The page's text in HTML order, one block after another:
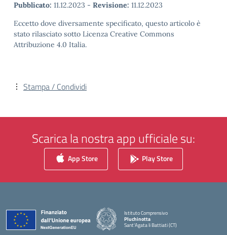
Pubblicato: 11.12.2023 - Revisione: 11.12.2023
Eccetto dove diversamente specificato, questo articolo è
stato rilasciato sotto Licenza Creative Commons
Attribuzione 4.0 Italia.
Stampa / Condividi
Scarica la nostra app ufficiale su:
App Store Play Store
Istituto Comprensivo
Pluchinotta
Sant'Agata li Battiati (CT)
— Visita la pagina iniziale della scuola